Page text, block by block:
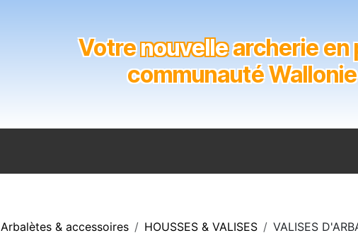
Votrenouvellearcherie en
communauté
Arbalètes & accessoires HOUSSES & VALISES VALISES